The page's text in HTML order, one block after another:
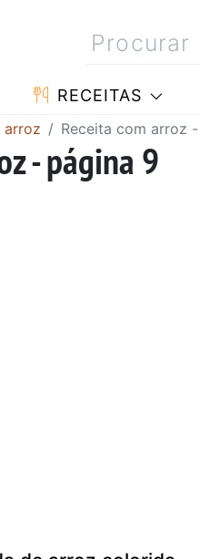
RECEITAS
arroz Receita com arroz
- página 9